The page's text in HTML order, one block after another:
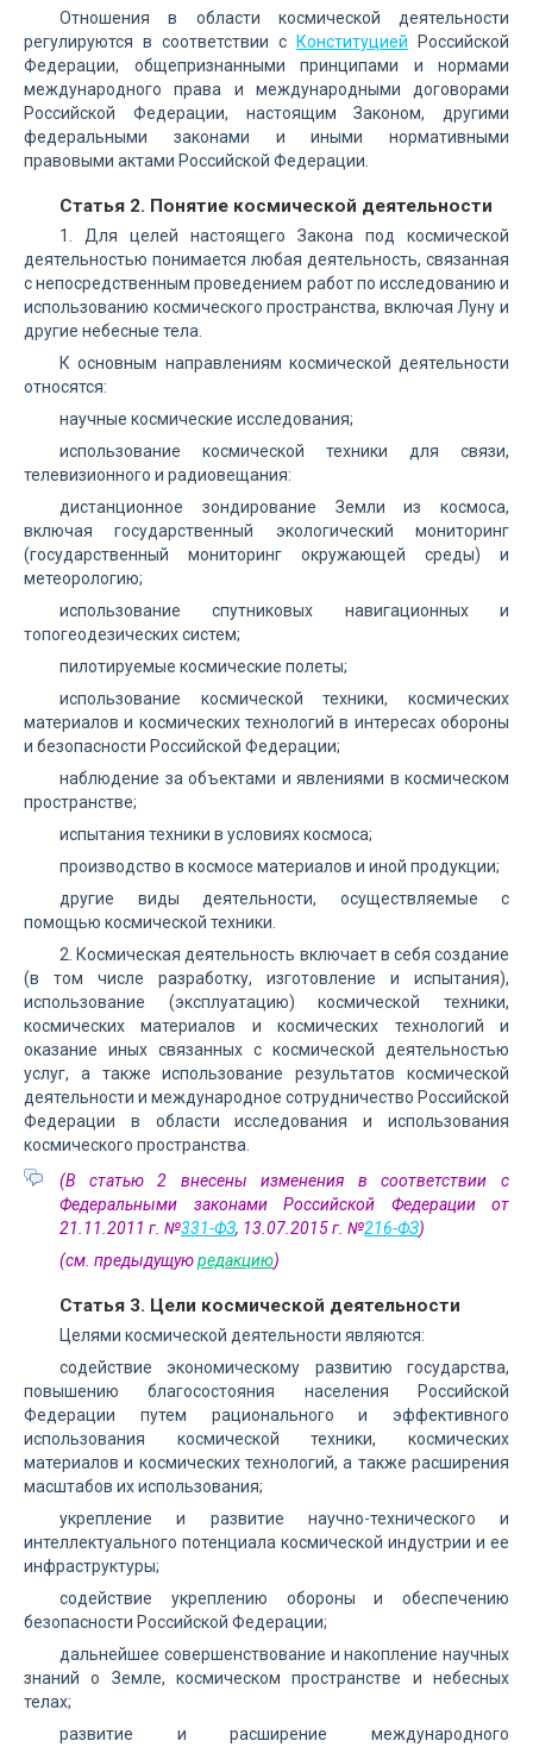
Отношения в области космической деятельности
регулируются в соответствии с
Конституцией Российской
Федерации, общепризнанными принципами и нормами
международного права и международными договорами
Российской Федерации, настоящим Законом, другими
федеральными законами и иными нормативными
правовыми актами Российской Федерации.
Статья 2. Понятие космической деятельности
1. Для целей настоящего Закона под космической
деятельностью понимается любая деятельность, связанная
с непосредственным проведением работ по исследованию и
использованию космического пространства, включая Луну и
другие небесные тела.
К основным направлениям космической деятельности
относятся:
научные космические исследования;
использование космической техники для связи,
телевизионного и радиовещания:
дистанционное зондирование Земли из космоса,
включая государственный экологический мониторинг
(государственный мониторинг окружающей среды) и
метеорологию;
использование спутниковых навигационных и
топогеодезических систем;
пилотируемые космические полеты;
использование космической техники, космических
материалов и космических технологий в интересах обороны
и безопасности Российской Федерации;
наблюдение за объектами и явлениями в космическом
пространстве;
испытания техники в условиях космоса;
производство в космосе материалов и иной продукции;
другие виды деятельности, осуществляемые с
помощью космической техники.
2. Космическая деятельность включает в себя создание
(в том числе разработку, изготовление и испытания),
использование (эксплуатацию) космической техники,
космических материалов и космических технологий и
оказание иных связанных с космической деятельностью
услуг, а также использование результатов космической
деятельности и международное сотрудничество Российской
Федерации в области исследования и использования
космического пространства.
(В статью 2 внесены изменения в соответствии с
Федеральными законами Российской Федерации от
21.11.2011 г. №331-ФЗ, 13.07.2015 г. №216-ФЗ)
(см. предыдущуюредакцию)
Статья 3. Цели космической деятельности
Целями космической деятельности являются:
содействие экономическому развитию государства,
повышению благосостояния населения Российской
Федерации путем рационального и эффективного
использования космической техники, космических
материалов и космических технологий, а также расширения
масштабов их использования;
укрепление и развитие научно-технического и
интеллектуального потенциала космической индустрии и ее
инфраструктуры;
содействие укреплению обороны и обеспечению
безопасности Российской Федерации;
дальнейшее совершенствование и накопление научных
знаний о Земле, космическом пространстве и небесных
телах;
развитие и расширение международного